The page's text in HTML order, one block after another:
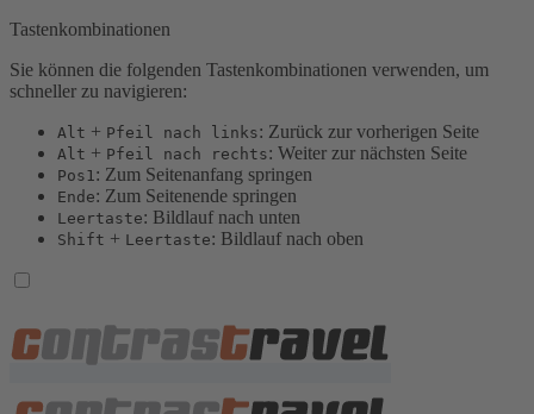
Tastenkombinationen
Sie können die folgenden Tastenkombinationen verwenden, um
schneller zu navigieren:
Alt + Pfeil nach links: Zurück zur vorherigen Seite
Alt + Pfeil nach rechts: Weiter zur nächsten Seite
Pos1: Zum Seitenanfang springen
Ende: Zum Seitenende springen
Leertaste: Bildlauf nach unten
Shift + Leertaste: Bildlauf nach oben